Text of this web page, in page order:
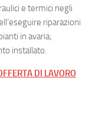
e termici negli
riparazioni
in avaria;
installato.
DI LAVORO